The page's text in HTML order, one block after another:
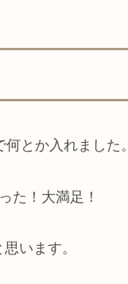
とか入れました。
た！大満足！
います。